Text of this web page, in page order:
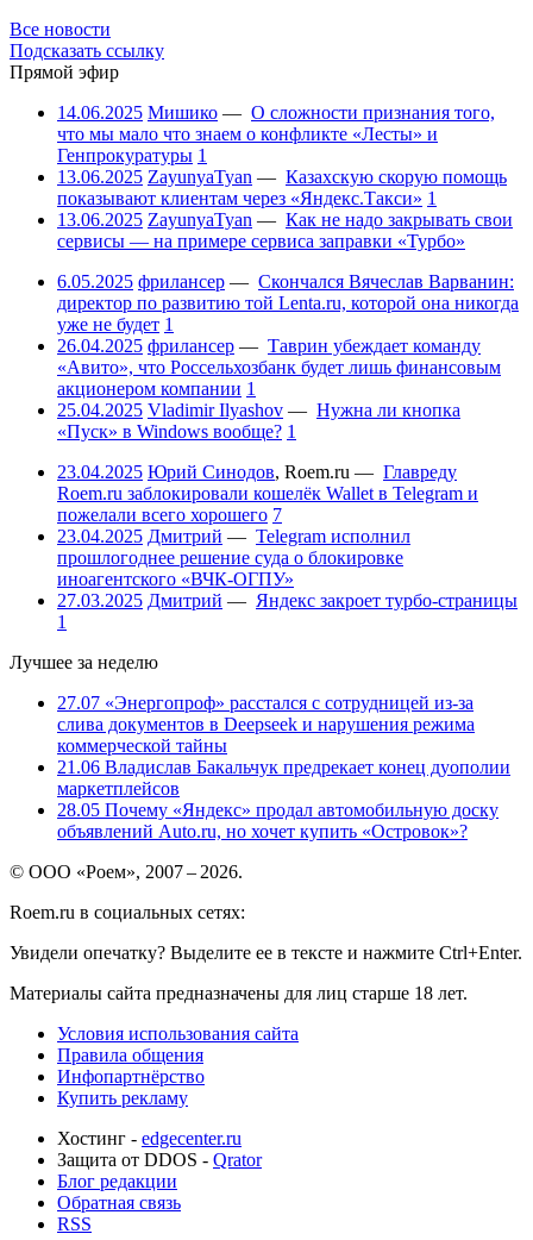
Все новости
Подсказать ссылку
Прямой эфир
14.06.2025 Мишико — О сложности признания того,
что мы мало что знаем о конфликте «Лесты» и
Генпрокуратуры 1
13.06.2025 ZayunyaTyan — Казахскую скорую помощь
показывают клиентам через «Яндекс.Такси» 1
13.06.2025 ZayunyaTyan — Как не надо закрывать свои
сервисы — на примере сервиса заправки «Турбо»
6.05.2025 фрилансер — Скончался Вячеслав Варванин:
директор по развитию той Lenta.ru, которой она никогда
уже не будет 1
26.04.2025 фрилансер — Таврин убеждает команду
«Авито», что Россельхозбанк будет лишь финансовым
акционером компании 1
25.04.2025 Vladimir Ilyashov — Нужна ли кнопка
«Пуск» в Windows вообще? 1
23.04.2025 Юрий Синодов, Roem.ru — Главреду
Roem.ru заблокировали кошелёк Wallet в Telegram и
пожелали всего хорошего 7
23.04.2025 Дмитрий — Telegram исполнил
прошлогоднее решение суда о блокировке
иноагентского «ВЧК-ОГПУ»
27.03.2025 Дмитрий — Яндекс закроет турбо-страницы
1
Лучшее за неделю
27.07 «Энергопроф» расстался с сотрудницей из-за
слива документов в Deepseek и нарушения режима
коммерческой тайны
21.06 Владислав Бакальчук предрекает конец дуополии
маркетплейсов
28.05 Почему «Яндекс» продал автомобильную доску
объявлений Auto.ru, но хочет купить «Островок»?
© ООО «Роем», 2007 – 2026.
Roem.ru в социальных сетях:
Увидели опечатку? Выделите ее в тексте и нажмите Ctrl+Enter.
Материалы сайта предназначены для лиц старше 18 лет.
Условия использования сайта
Правила общения
Инфопартнёрство
Купить рекламу
Хостинг - edgecenter.ru
Защита от DDOS - Qrator
Блог редакции
Обратная связь
RSS